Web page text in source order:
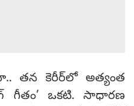
తన కెరీర్‌లో అత్యంత
గీతం’ ఒకటి. సాధారణ